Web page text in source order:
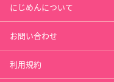
にじめんについて
お問い合わせ
利用規約